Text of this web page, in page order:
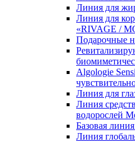
Линия для
Линия для
«RIVAGE /
Подарочные
Algologie
Линия для
Линия
водорослей
Базовая
Линия